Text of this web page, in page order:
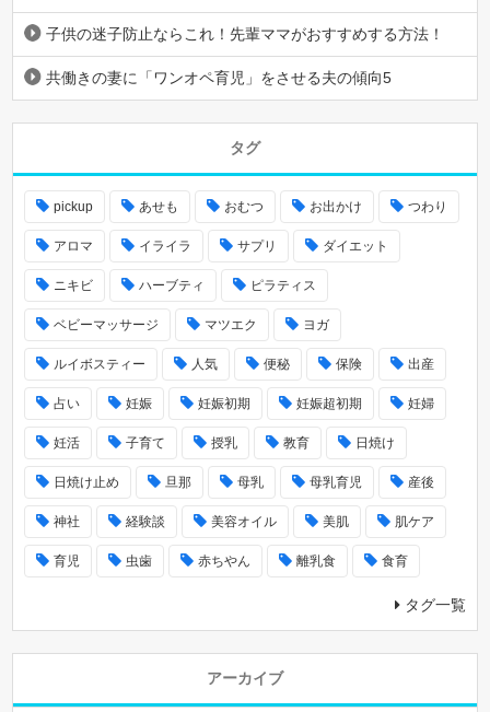
子供の迷子防止ならこれ！先輩ママがおすすめする方法！
共働きの妻に「ワンオペ育児」をさせる夫の傾向5
タグ
pickup あせも おむつ お出かけ つわり
アロマ イライラ サプリ ダイエット
ニキビ ハーブティ ピラティス
ベビーマッサージ マツエク ヨガ
ルイボスティー 人気 便秘 保険 出産
占い 妊娠 妊娠初期 妊娠超初期 妊婦
妊活 子育て 授乳 教育 日焼け
日焼け止め 旦那 母乳 母乳育児 産後
神社 経験談 美容オイル 美肌 肌ケア
育児 虫歯 赤ちやん 離乳食 食育
タグ一覧
アーカイブ